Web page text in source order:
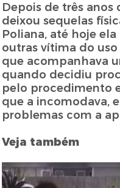
Depois de três
deixou sequelas
Poliana, até hoje
outras vítima do
que acompanhava
quando decidiu
pelo procedimento
que a incomodava,
problemas com a
Veja também